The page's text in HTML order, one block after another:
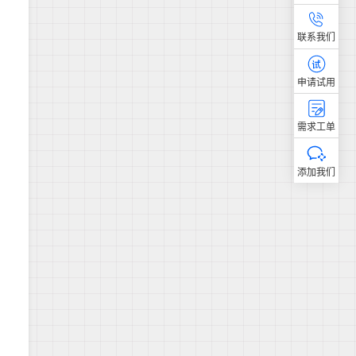
联系我们
申请试用
需求工单
添加我们